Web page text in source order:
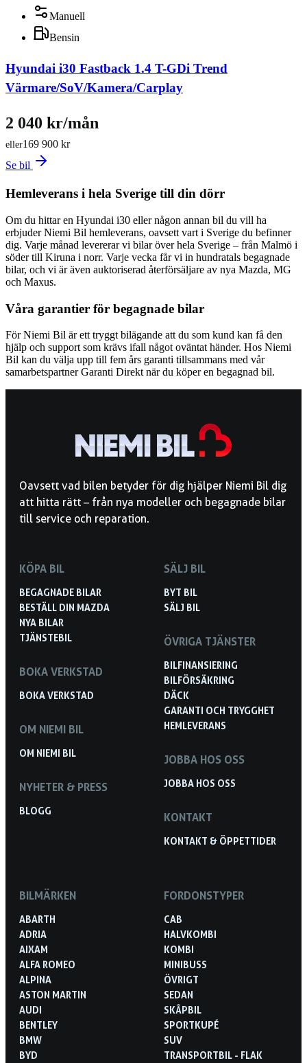
Manuell
Bensin
Hyundai i30 Fastback 1.4 T-GDi Trend
Värmare/SoV/Kamera/Carplay
169 900 kr
eller
2 040 kr/mån
Se bil
Hemleverans i hela Sverige till din dörr
Om du hittar en Hyundai i30 eller någon annan bil du vill ha
erbjuder Niemi Bil hemleverans, oavsett vart i Sverige du befinner
dig. Varje månad levererar vi bilar över hela Sverige – från Malmö i
söder till Kiruna i norr. Varje vecka får vi in hundratals begagnade
bilar, och vi är även auktoriserad återförsäljare av nya Mazda, MG
och Maxus.
Våra garantier för begagnade bilar
För Niemi Bil är ett tryggt bilägande att du som kund kan få den
hjälp och support som krävs ifall något oväntat händer. Hos Niemi
Bil kan du välja upp till fem års garanti tillsammans med vår
samarbetspartner Garanti Direkt när du köper en begagnad bil.
Oavsett vad bilen betyder för dig hjälper Niemi Bil dig
att hitta rätt – från nya modeller och begagnade bilar
till service och reparation.
KÖPA BIL
BEGAGNADE BILAR
BESTÄLL DIN MAZDA
NYA BILAR
TJÄNSTEBIL
BOKA VERKSTAD
BOKA VERKSTAD
OM NIEMI BIL
OM NIEMI BIL
NYHETER & PRESS
BLOGG
SÄLJ BIL
BYT BIL
SÄLJ BIL
ÖVRIGA TJÄNSTER
BILFINANSIERING
BILFÖRSÄKRING
DÄCK
GARANTI OCH TRYGGHET
HEMLEVERANS
JOBBA HOS OSS
JOBBA HOS OSS
KONTAKT
KONTAKT & ÖPPETTIDER
BILMÄRKEN
ABARTH
ADRIA
AIXAM
ALFA ROMEO
ALPINA
ASTON MARTIN
AUDI
BENTLEY
BMW
BYD
FORDONSTYPER
CAB
HALVKOMBI
KOMBI
MINIBUSS
ÖVRIGT
SEDAN
SKÅPBIL
SPORTKUPÉ
SUV
TRANSPORTBIL - FLAK